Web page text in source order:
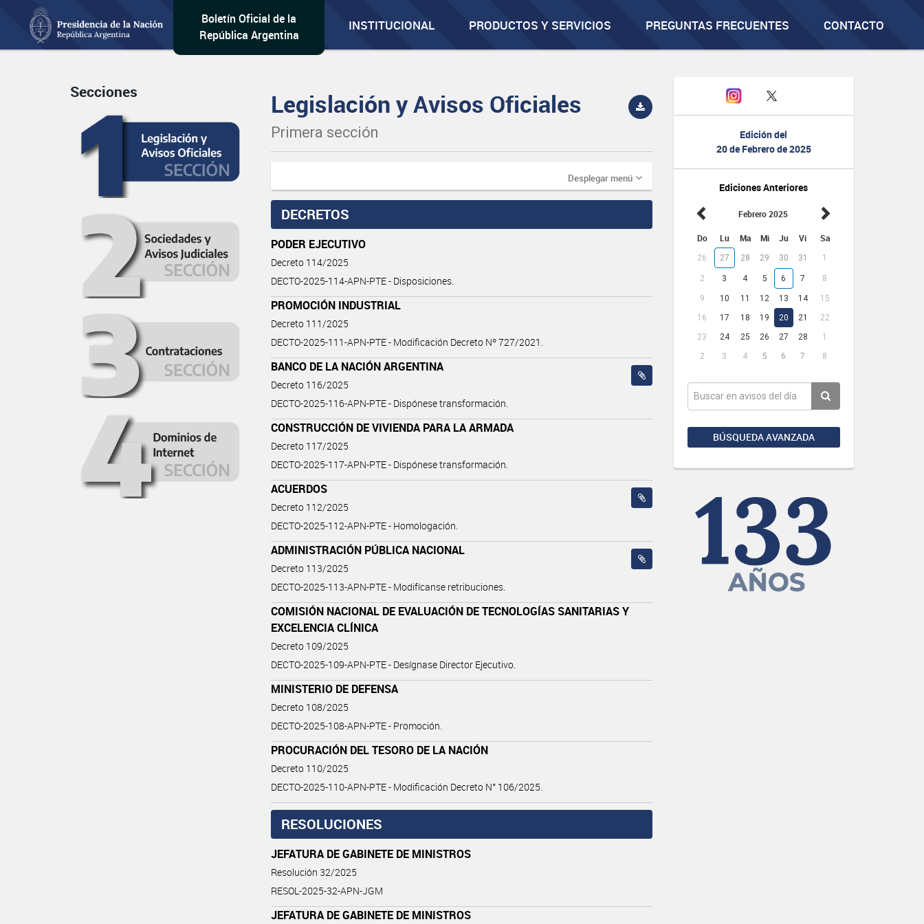
Boletín Oficial de la
República Argentina
INSTITUCIONAL PRODUCTOS Y SERVICIOS PREGUNTAS FRECUENTES CONTACTO
Edición del
20 de Febrero de 2025
Ediciones Anteriores
Febrero 2025
Do Lu Ma Mi Ju Vi Sa
26 27 28 29 30 31 1
2 3 4 5 6 7 8
9 10 11 12 13 14
15
16
17 18 19 20 21
22
23
24 25 26 27 28
1
2
3 4 5 6 7 8
BÚSQUEDA AVANZADA
Secciones Legislación y Avisos Oficiales
Primera sección
Desplegar menú
DECRETOS
PODER EJECUTIVO
Decreto 114/2025
DECTO-2025-114-APN-PTE - Disposiciones.
PROMOCIÓN INDUSTRIAL
Decreto 111/2025
DECTO-2025-111-APN-PTE - Modificación Decreto Nº 727/2021.
BANCO DE LA NACIÓN ARGENTINA
Decreto 116/2025
DECTO-2025-116-APN-PTE - Dispónese transformación.
CONSTRUCCIÓN DE VIVIENDA PARA LA ARMADA
Decreto 117/2025
DECTO-2025-117-APN-PTE - Dispónese transformación.
ACUERDOS
Decreto 112/2025
DECTO-2025-112-APN-PTE - Homologación.
ADMINISTRACIÓN PÚBLICA NACIONAL
Decreto 113/2025
DECTO-2025-113-APN-PTE - Modifícanse retribuciones.
COMISIÓN NACIONAL DE EVALUACIÓN DE TECNOLOGÍAS SANITARIAS Y
EXCELENCIA CLÍNICA
Decreto 109/2025
DECTO-2025-109-APN-PTE - Desígnase Director Ejecutivo.
MINISTERIO DE DEFENSA
Decreto 108/2025
DECTO-2025-108-APN-PTE - Promoción.
PROCURACIÓN DEL TESORO DE LA NACIÓN
Decreto 110/2025
DECTO-2025-110-APN-PTE - Modificación Decreto N° 106/2025.
RESOLUCIONES
JEFATURA DE GABINETE DE MINISTROS
Resolución 32/2025
RESOL-2025-32-APN-JGM
JEFATURA DE GABINETE DE MINISTROS